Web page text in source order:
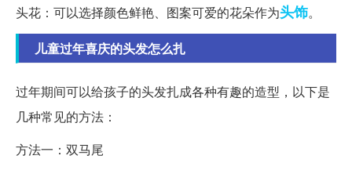
头花：可以选择颜色鲜艳、图案可爱的花朵作为头饰。
儿童过年喜庆的头发怎么扎
过年期间可以给孩子的头发扎成各种有趣的造型，以下是
几种常见的方法：
方法一：双马尾